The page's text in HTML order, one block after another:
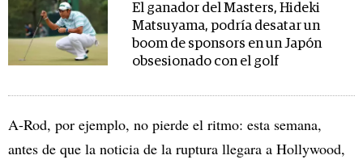
El ganador del Masters, Hideki
Matsuyama, podría desatar un
boom de sponsors en un Japón
obsesionado con el golf
A-Rod, por ejemplo, no pierde el ritmo: esta semana,
antes de que la noticia de la ruptura llegara a Hollywood,